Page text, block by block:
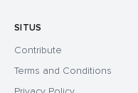
SITUS
Contribute
Terms and Conditions